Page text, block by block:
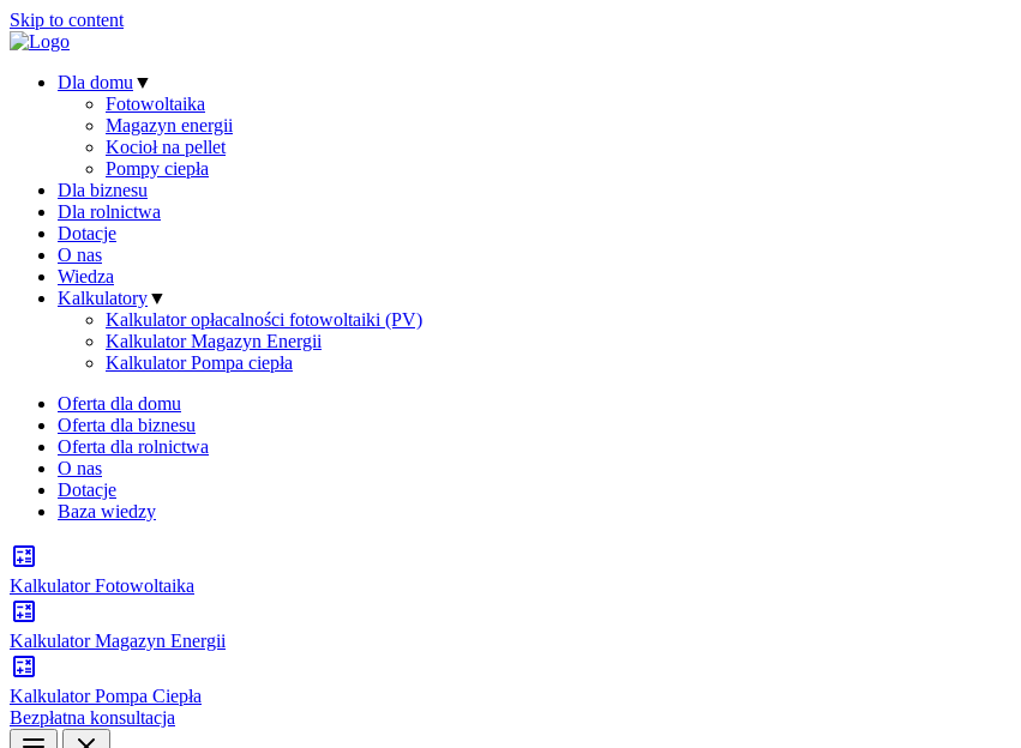
Skip to content
Dla domu ▼
Fotowoltaika
Magazyn energii
Kocioł na pellet
Pompy ciepła
Dla biznesu
Dla rolnictwa
Dotacje
O nas
Wiedza
Kalkulatory▼
Kalkulator opłacalności fotowoltaiki (PV)
Kalkulator Magazyn Energii
Kalkulator Pompa ciepła
Oferta dla domu
Oferta dla biznesu
Oferta dla rolnictwa
O nas
Dotacje
Baza wiedzy
Kalkulator Fotowoltaika
Kalkulator Magazyn Energii
Kalkulator Pompa Ciepła
Bezpłatna konsultacja